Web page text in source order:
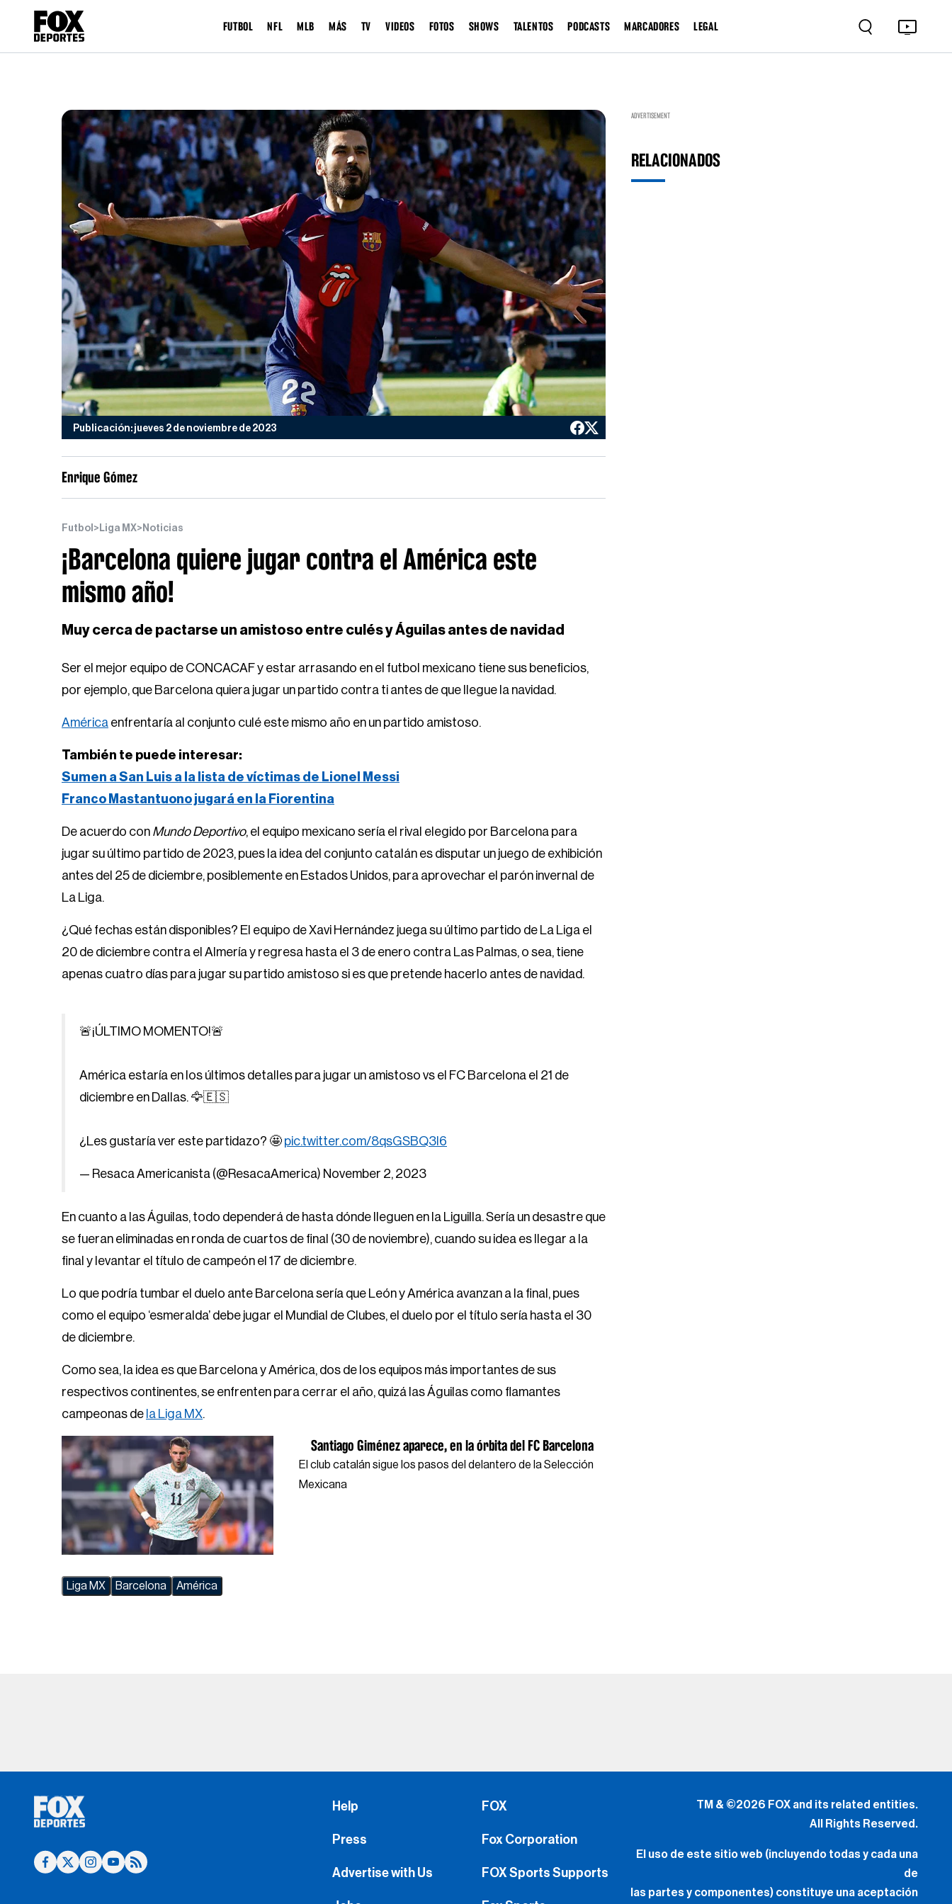
FUTBOL NFL MLB MÁS TV VIDEOS FOTOS SHOWS TALENTOS PODCASTS MARCADORES LEGAL
Publicación: jueves 2 de noviembre de 2023
Enrique Gómez
Futbol > Liga MX> Noticias
¡Barcelona quiere jugar contra el América este
mismo año!
Muy cerca de pactarse un amistoso entre culés y Águilas antes de navidad
Ser el mejor equipo de CONCACAF y estar arrasando en el futbol mexicano tiene sus beneficios,
por ejemplo, que Barcelona quiera jugar un partido contra ti antes de que llegue la navidad.
América enfrentaría al conjunto culé este mismo año en un partido amistoso.
También te puede interesar:
Sumen a San Luis a la lista de víctimas de Lionel Messi
Franco Mastantuono jugará en la Fiorentina
De acuerdo con Mundo Deportivo, el equipo mexicano sería el rival elegido por Barcelona para
jugar su último partido de 2023, pues la idea del conjunto catalán es disputar un juego de exhibición
antes del 25 de diciembre, posiblemente en Estados Unidos, para aprovechar el parón invernal de
La Liga.
¿Qué fechas están disponibles? El equipo de Xavi Hernández juega su último partido de La Liga el
20 de diciembre contra el Almería y regresa hasta el 3 de enero contra Las Palmas, o sea, tiene
apenas cuatro días para jugar su partido amistoso si es que pretende hacerlo antes de navidad.
🚨¡ÚLTIMO MOMENTO!🚨
América estaría en los últimos detalles para jugar un amistoso vs el FC Barcelona el 21 de
diciembre en Dallas. 🦅🇪🇸
¿Les gustaría ver este partidazo? 🤩 pic.twitter.com/8qsGSBQ3l6
— Resaca Americanista (@ResacaAmerica) November 2, 2023
En cuanto a las Águilas, todo dependerá de hasta dónde lleguen en la Liguilla. Sería un desastre que
se fueran eliminadas en ronda de cuartos de final (30 de noviembre), cuando su idea es llegar a la
final y levantar el título de campeón el 17 de diciembre.
Lo que podría tumbar el duelo ante Barcelona sería que León y América avanzan a la final, pues
como el equipo ‘esmeralda’ debe jugar el Mundial de Clubes, el duelo por el título sería hasta el 30
de diciembre.
Como sea, la idea es que Barcelona y América, dos de los equipos más importantes de sus
respectivos continentes, se enfrenten para cerrar el año, quizá las Águilas como flamantes
campeonas de la Liga MX.
Santiago Giménez aparece, en la órbita del FC Barcelona
El club catalán sigue los pasos del delantero de la Selección
Mexicana
Liga MX Barcelona América
ADVERTISEMENT
RELACIONADOS
Help
Press
Advertise with Us
FOX
Fox Corporation
FOX Sports Supports
TM & ©2026 FOX and its related entities.
All Rights Reserved.
El uso de este sitio web (incluyendo todas y cada una
de
las partes y componentes) constituye una aceptación